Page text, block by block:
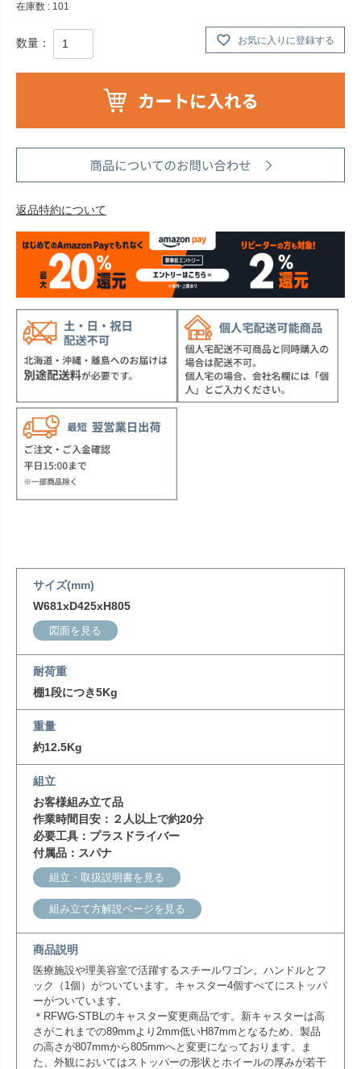
在庫数 101
お気に入りに登録する
返品特約について
サイズ(mm)
W681xD425xH805
図面を見る
耐荷重
棚1段につき5Kg
重量
約12.5Kg
組立
お客様組み立て品
作業時間目安：２人以上で約20分
必要工具：プラスドライバー
付属品：スパナ
組立・取扱説明書を見る
組み立て方解説ページを見る
商品説明
医療施設や理美容室で活躍するスチールワゴン。ハンドルとフ
ック（1個）がついています。キャスター4個すべてにストッパ
ーがついています。
＊RFWG-STBLのキャスター変更商品です。新キャスターは高
さがこれまでの89mmより2mm低いH87mmとなるため、製品
の高さが807mmから805mmへと変更になっております。ま
た、外観においてはストッパーの形状とホイールの厚みが若干